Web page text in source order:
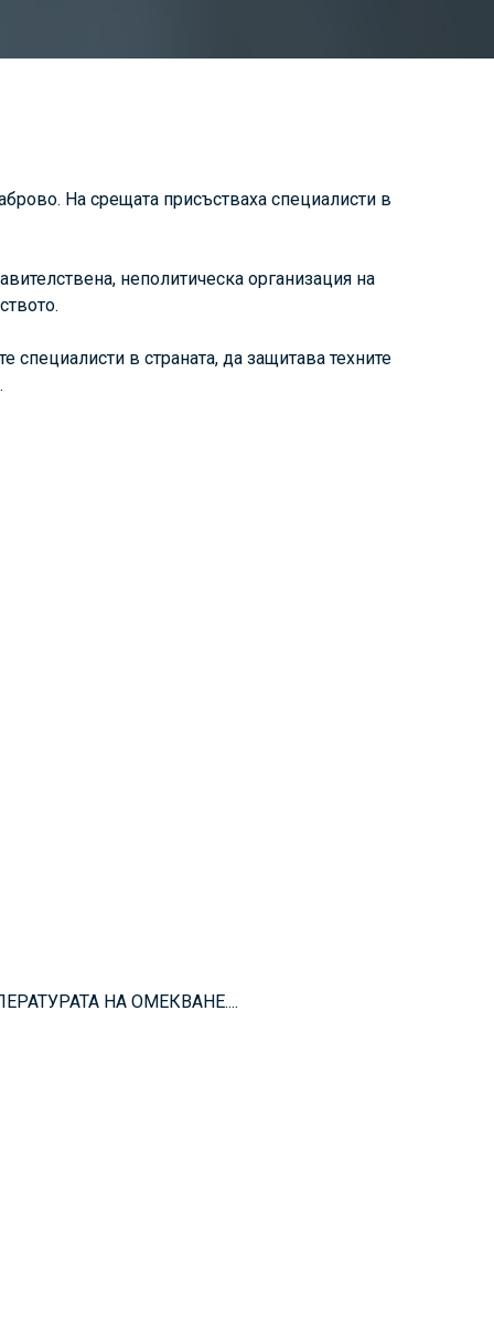
На срещата присъстваха специалисти в
неполитическа организация на
в страната, да защитава техните
НА ОМЕКВАНЕ....